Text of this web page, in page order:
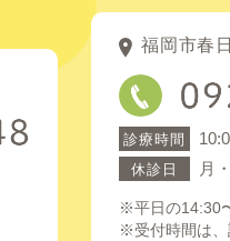
福岡市春
診療時間
休診日 月
※平日の14:30
※受付時間は